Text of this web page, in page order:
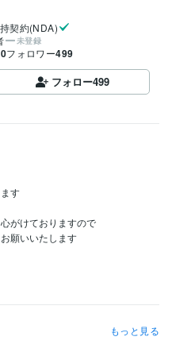
契約(NDA)
未登録
フォロワー499
フォロー499
す
がけておりますので
願いいたします
す！
た無料でできるサムネイル講座
講座
もっと見る